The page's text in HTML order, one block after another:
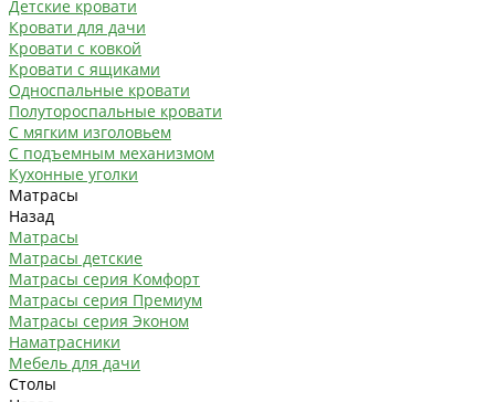
Детские кровати
Кровати для дачи
Кровати с ковкой
Кровати с ящиками
Односпальные кровати
Полутороспальные кровати
С мягким изголовьем
С подъемным механизмом
Кухонные уголки
Матрасы
Назад
Матрасы
Матрасы детские
Матрасы серия Комфорт
Матрасы серия Премиум
Матрасы серия Эконом
Наматрасники
Мебель для дачи
Столы